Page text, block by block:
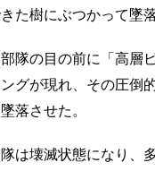
た樹にぶつかって墜落
隊の目の前に「高層
グが現れ、その圧倒
落させた。
は壊滅状態になり、